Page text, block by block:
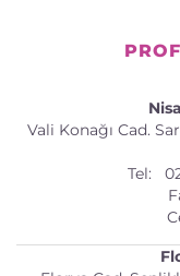
Vali Konağı Cad.
Tel: